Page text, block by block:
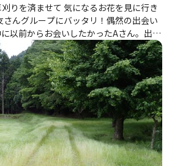
りを済ませて 気になるお花を見に行き
以前からお会いしたかったAさん。出会
ました。 気になるお花にも会えて、次
と思って
山でした。 充実した1日でし